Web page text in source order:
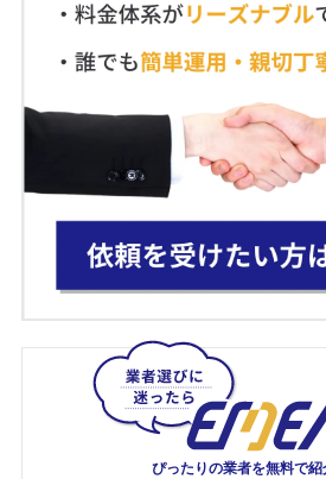
ぴったりの業者を無料で紹